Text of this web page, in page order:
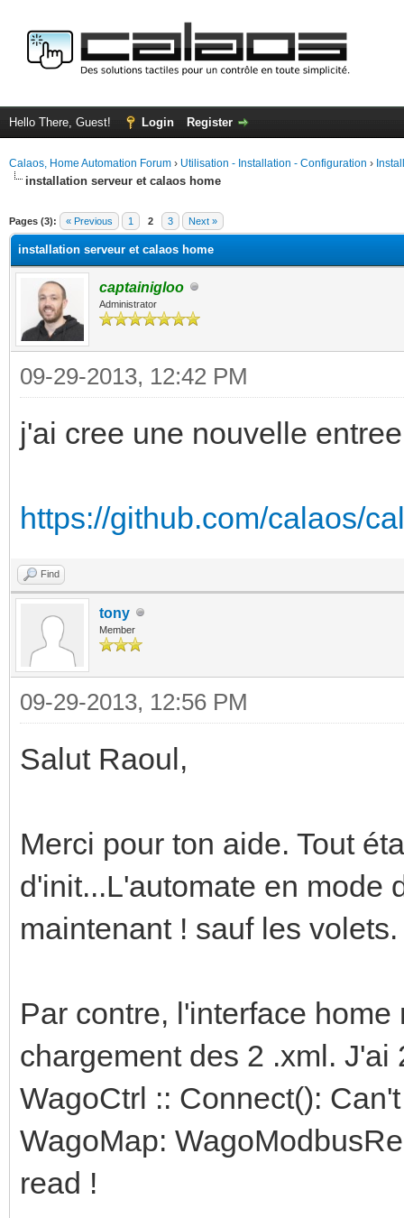
Hello There, Guest! Login Register
Calaos, Home Automation Forum › Utilisation - Installation - Configuration ›
installation serveur et calaos home
Pages (3): « Previous 1 2 3 Next »
installation serveur et calaos home
captainigloo
Administrator
09-29-2013, 12:42 PM
j'ai cree une nouvelle
https://github.com/calaos/
Find
tony
Member
09-29-2013, 12:56 PM
Salut Raoul,
Merci pour ton aide. Tout
d'init...L'automate en mode
maintenant ! sauf les volets.
Par contre, l'interface
chargement des 2 .xml. J'ai
WagoCtrl :: Connect():
WagoMap:
read !